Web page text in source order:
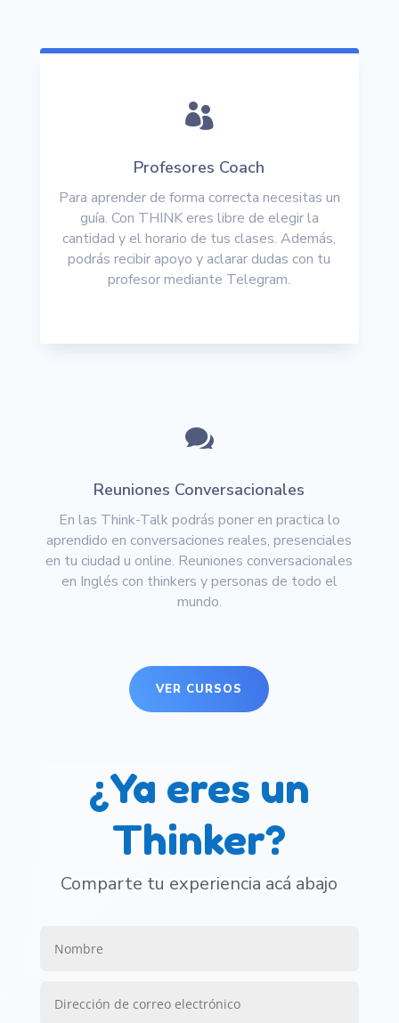

Profesores Coach
Para aprender de forma correcta necesitas un
guía. Con THINK eres libre de elegir la
cantidad y el horario de tus clases. Además,
podrás recibir apoyo y aclarar dudas con tu
profesor mediante Telegram.

Reuniones Conversacionales
En las Think-Talk podrás poner en practica lo
aprendido en conversaciones reales, presenciales
en tu ciudad u online. Reuniones conversacionales
en Inglés con thinkers y personas de todo el
mundo.
VER CURSOS
¿Ya eres un
Thinker?
Comparte tu experiencia acá abajo